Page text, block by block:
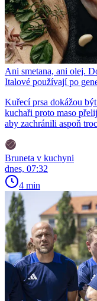
Ani smetana, ani olej.
Italové používají po
Kuřecí prsa dokážou
kuchaři proto maso
aby zachránili aspoň
Bruneta v kuchyni
dnes, 07:32
4 min